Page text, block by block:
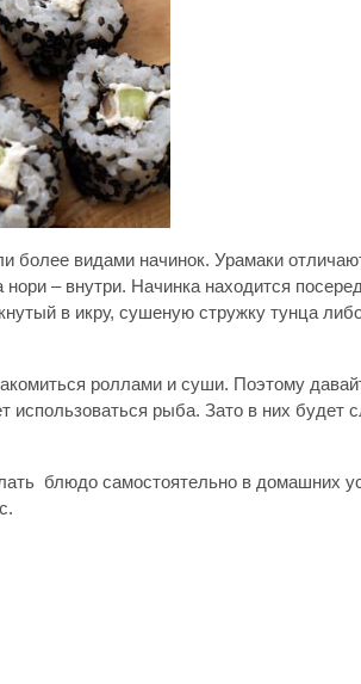
более видами начинок. Урамаки
– внутри. Начинка находится
в икру, сушеную стружку тунца
роллами и суши. Поэтому
использоваться рыба. Зато в них будет
блюдо самостоятельно в домашних